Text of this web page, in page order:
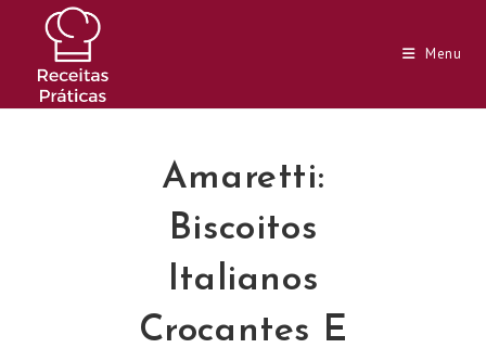
conteúdo
Menu
Amaretti:
Biscoitos
Italianos
Crocantes E